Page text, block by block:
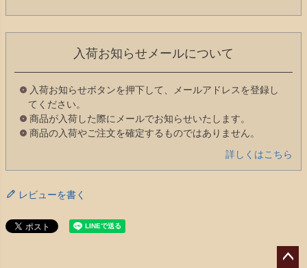
入荷お知らせメールについて
入荷お知らせボタンを押下して、メールアドレスを登録し
てください。
商品が入荷した際にメールでお知らせいたします。
商品の入荷やご注文を確定するものではありません。
詳しくはこちら
レビューを書く